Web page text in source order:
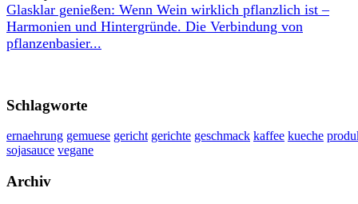
Glasklar genießen: Wenn Wein wirklich pflanzlich ist –
Harmonien und Hintergründe. Die Verbindung von
pflanzenbasier...
Schlagworte
ernaehrung gemuese gericht gerichte geschmack kaffee kueche
sojasauce vegane
Archiv